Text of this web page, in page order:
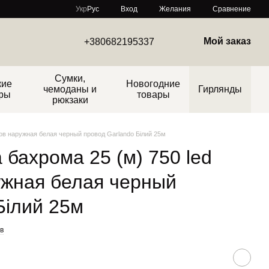
Укр Рус Вход Желания Сравнение
+380682195337 Мой заказ
Сумки,
чемоданы и
рюкзаки
Новогодние
товары
Гирлянды
наружная белая черный провод Garlando Білий 25м
бахрома 25 (м) 750 led
белая черный
25м